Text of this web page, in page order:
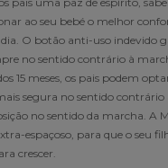
ao seu bebé o melhor
O botão anti-uso indevido
no sentido contrário à
15 meses, os pais podem
segura no sentido
no sentido da marcha. A
espaçoso, para que o seu
crescer.